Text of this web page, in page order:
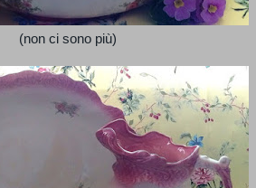
(non ci sono più)